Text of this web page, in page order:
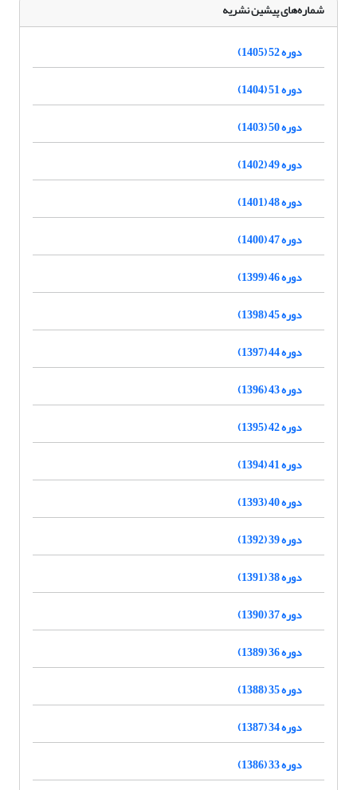
شماره‌های پیشین نشریه
دوره 52 (1405)
دوره 51 (1404)
دوره 50 (1403)
دوره 49 (1402)
دوره 48 (1401)
دوره 47 (1400)
دوره 46 (1399)
دوره 45 (1398)
دوره 44 (1397)
دوره 43 (1396)
دوره 42 (1395)
دوره 41 (1394)
دوره 40 (1393)
دوره 39 (1392)
دوره 38 (1391)
دوره 37 (1390)
دوره 36 (1389)
دوره 35 (1388)
دوره 34 (1387)
دوره 33 (1386)